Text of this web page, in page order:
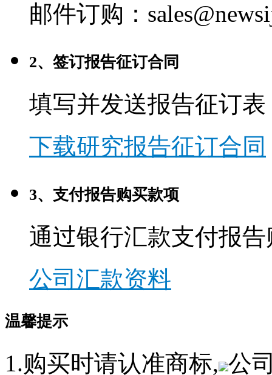
邮件订购：
2、签订报告征订合同
填写并发送报告征订表
下载研究报告征订合同
3、支付报告购买款项
通过银行汇款支付报
公司汇款资料
温馨提示
1.购买时请认准商标, 公